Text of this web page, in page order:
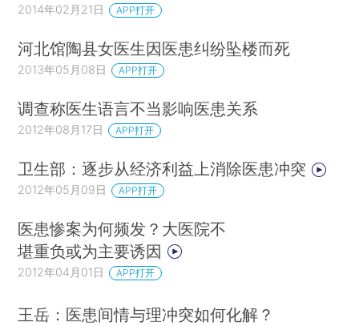
2014年02月21日 APP打开
河北馆陶县女医生因医患纠纷坠楼而死
2013年05月08日 APP打开
调查称医生语言不当影响医患关系
2012年08月17日 APP打开
卫生部：逐步从经济利益上消除医患冲突
2012年05月09日 APP打开
医患惨案为何频发？大医院不
堪重负或为主要诱因
2012年04月01日 APP打开
王岳：医患间情与理冲突如何化解？